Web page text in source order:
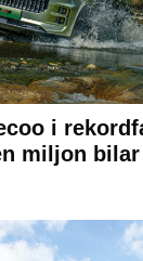
i
miljon